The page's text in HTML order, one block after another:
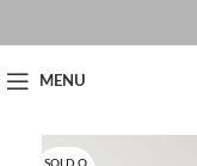
MENU
SOLD O